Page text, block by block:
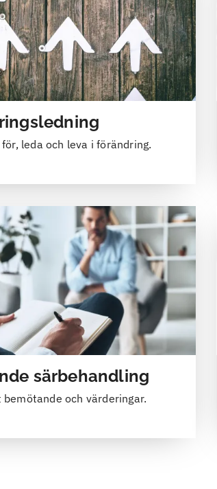
leda och leva i förändring.
särbehandling
bemötande och värderingar.